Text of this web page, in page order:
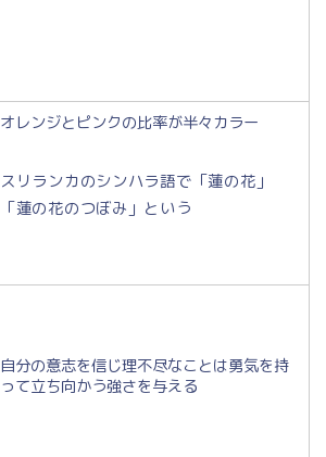
オレンジとピンクの比率が半々カラー
スリランカのシンハラ語で「蓮の花」
「蓮の花のつぼみ」という
自分の意志を信じ理不尽なことは勇気を持
って立ち向かう強さを与える